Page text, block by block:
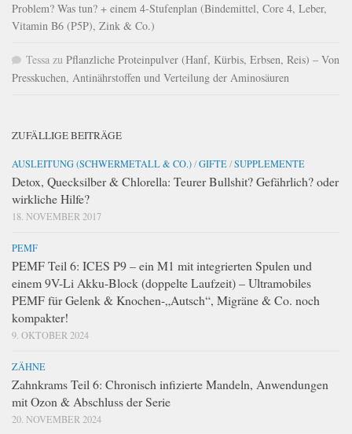
Problem? Was tun? + einem 4-Stufenplan (Bindemittel, Core 4, Leber,
Vitamin B6 (P5P), Zink & Co.)
Tessa zu Pflanzliche Proteinpulver (Hanf, Kürbis, Erbsen, Reis) – Von
Presskuchen, Antinährstoffen und Verteilung der Aminosäuren
ZUFÄLLIGE BEITRÄGE
AUSLEITUNG (SCHWERMETALL & CO.)/GIFTE/SUPPLEMENTE
Detox, Quecksilber & Chlorella: Teurer Bullshit? Gefährlich? oder
wirkliche Hilfe?
18. NOVEMBER 2017
PEMF
PEMF Teil 6: ICES P9 – ein M1 mit integrierten Spulen und
einem 9V-Li Akku-Block (doppelte Laufzeit) – Ultramobiles
PEMF für Gelenk & Knochen-„Autsch“, Migräne & Co. noch
kompakter!
9. OKTOBER 2024
ZÄHNE
Zahnkrams Teil 6: Chronisch infizierte Mandeln, Anwendungen
mit Ozon & Abschluss der Serie
20. NOVEMBER 2024